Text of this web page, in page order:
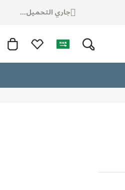
جاري التحميل...